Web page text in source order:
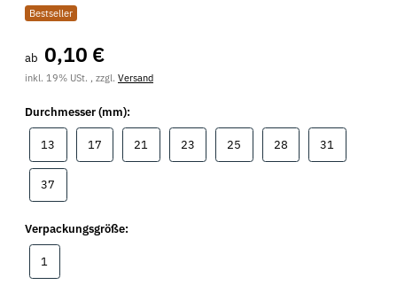
Bestseller
ab 0,10 €
inkl. 19% USt. , zzgl. Versand
Durchmesser (mm):
13 1717 21 2323 25 2828 31
37
Verpackungsgröße:
1